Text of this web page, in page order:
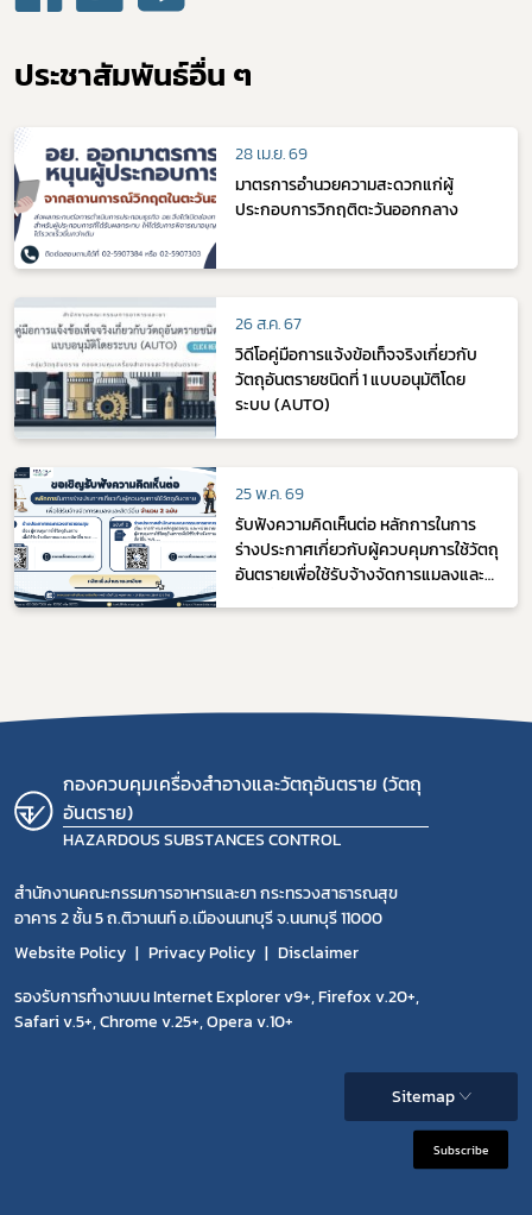
ประชาสัมพันธ์อื่น ๆ
28 เม.ย. 69
มาตรการอำนวยความสะดวกแก่ผู้
ประกอบการวิกฤติตะวันออกกลาง
26 ส.ค. 67
วิดีโอคู่มือการแจ้งข้อเท็จจริงเกี่ยวกับ
วัตถุอันตรายชนิดที่ 1 แบบอนุมัติโดย
ระบบ (AUTO)
25 พ.ค. 69
รับฟังความคิดเห็นต่อ หลักการในการ
ร่างประกาศเกี่ยวกับผู้ควบคุมการใช้วัตถุ
อันตรายเพื่อใช้รับจ้างจัดการแมลงและ
กองควบคุมเครื่องสำอางและวัตถุอันตราย (วัตถุ
อันตราย)
HAZARDOUS SUBSTANCES CONTROL
สำนักงานคณะกรรมการอาหารและยา กระทรวงสาธารณสุข
อาคาร 2 ชั้น 5 ถ.ติวานนท์ อ.เมืองนนทบุรี จ.นนทบุรี 11000
Website Policy
Privacy Policy
Disclaimer
รองรับการทำงานบน Internet Explorer v9+, Firefox v.20+,
Safari v.5+, Chrome v.25+, Opera v.10+
Sitemap
Subscribe